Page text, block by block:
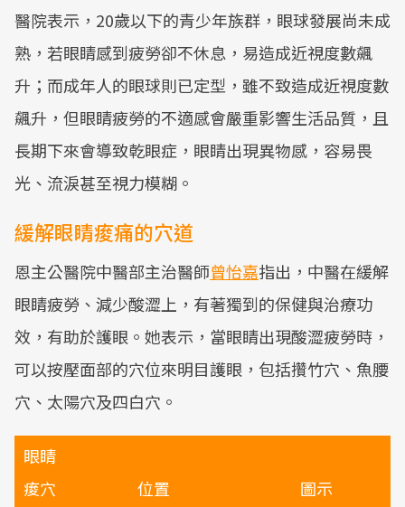
醫院表示，20歲以下的青少年族群，眼球發展尚未成
熟，若眼睛感到疲勞卻不休息，易造成近視度數飆
升；而成年人的眼球則已定型，雖不致造成近視度數
飆升，但眼睛疲勞的不適感會嚴重影響生活品質，且
長期下來會導致乾眼症，眼睛出現異物感，容易畏
光、流淚甚至視力模糊。
緩解眼睛痠痛的穴道
恩主公醫院中醫部主治醫師曾怡嘉指出，中醫在緩解
眼睛疲勞、減少酸澀上，有著獨到的保健與治療功
效，有助於護眼。她表示，當眼睛出現酸澀疲勞時，
可以按壓面部的穴位來明目護眼，包括攢竹穴、魚腰
穴、太陽穴及四白穴。
眼睛
痠穴
位置 圖示